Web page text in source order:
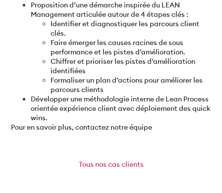
Proposition d’une démarche inspirée du LEAN
Management articulée autour de 4 étapes clés :
Identifier et diagnostiquer les parcours client
clés.
Faire émerger les causes racines de sous
performance et les pistes d’amélioration.
Chiffrer et prioriser les pistes d’amélioration
identifiées
Formaliser un plan d’actions pour améliorer les
parcours clients
Développer une méthodologie interne de Lean Process
orientée expérience client avec déploiement des quick
wins.
Pour en savoir plus, contactez notre équipe
Tous nos cas clients